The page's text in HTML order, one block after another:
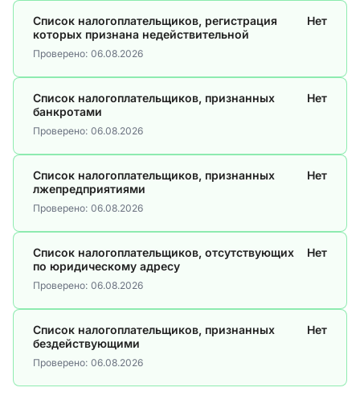
Список налогоплательщиков, регистрация
которых признана недействительной
Нет
Проверено: 06.08.2026
Список налогоплательщиков, признанных
банкротами
Нет
Проверено: 06.08.2026
Список налогоплательщиков, признанных
лжепредприятиями
Нет
Проверено: 06.08.2026
Список налогоплательщиков, отсутствующих
по юридическому адресу
Нет
Проверено: 06.08.2026
Список налогоплательщиков, признанных
бездействующими
Нет
Проверено: 06.08.2026